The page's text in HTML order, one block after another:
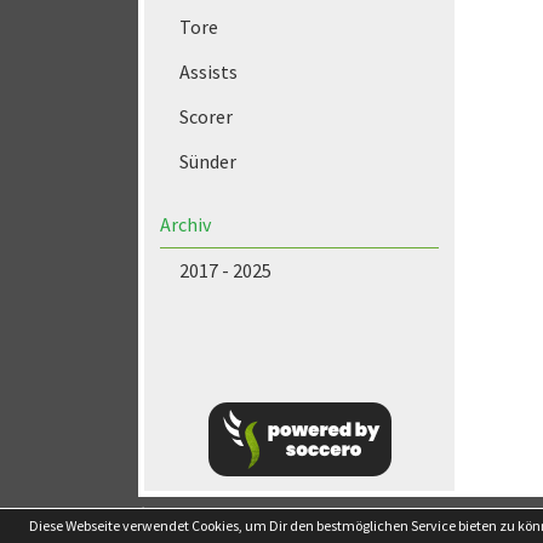
Tore
Assists
Scorer
Sünder
Archiv
2017 - 2025
soccero.de
Diese Webseite verwendet Cookies, um Dir den bestmöglichen Service bieten zu